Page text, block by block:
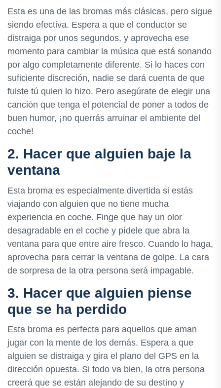
Esta es una de las bromas más clásicas, pero sigue
siendo efectiva. Espera a que el conductor se
distraiga por unos segundos, y aprovecha ese
momento para cambiar la música que está sonando
por algo completamente diferente. Si lo haces con
suficiente discreción, nadie se dará cuenta de que
fuiste tú quien lo hizo. Pero asegúrate de elegir una
canción que tenga el potencial de poner a todos de
buen humor, ¡no querrás arruinar el ambiente del
coche!
2. Hacer que alguien baje la
ventana
Esta broma es especialmente divertida si estás
viajando con alguien que no tiene mucha
experiencia en coche. Finge que hay un olor
desagradable en el coche y pídele que abra la
ventana para que entre aire fresco. Cuando lo haga,
aprovecha para cerrar la ventana de golpe. La cara
de sorpresa de la otra persona será impagable.
3. Hacer que alguien piense
que se ha perdido
Esta broma es perfecta para aquellos que aman
jugar con la mente de los demás. Espera a que
alguien se distraiga y gira el plano del GPS en la
dirección opuesta. Si todo va bien, la otra persona
creerá que se están alejando de su destino y